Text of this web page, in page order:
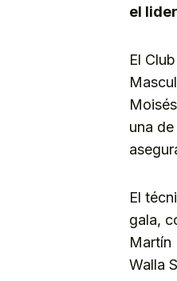
el
El
una
El
gala,
Martín
Walla